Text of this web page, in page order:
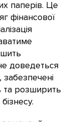
паперів. Це
фінансової
доведеться
та розширить